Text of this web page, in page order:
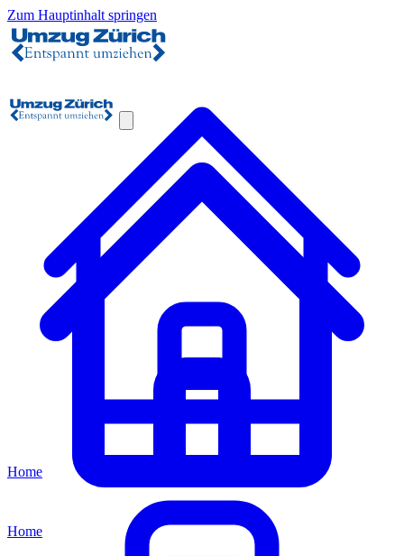
Zum Hauptinhalt springen
Home
Home